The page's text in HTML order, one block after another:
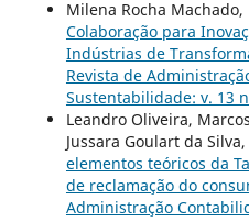
Milena Rocha
Colaboração para
Indústrias de
Revista de
Sustentabilidade: v. 13
Leandro Oliveira,
Jussara Goulart da Silva,
elementos teóricos da
de reclamação do
Administração